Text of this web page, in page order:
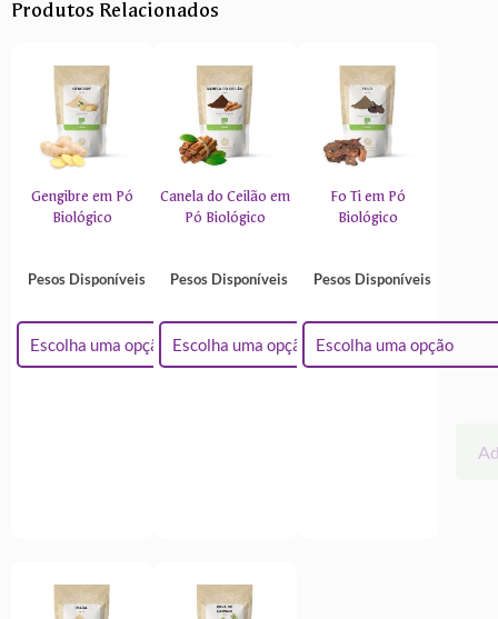
Produtos Relacionados
Gengibre em Pó
Biológico
Pesos Disponíveis
Canela do Ceilão em
Pó Biológico
Pesos Disponíveis
Fo Ti em Pó
Biológico
Pesos Disponíveis